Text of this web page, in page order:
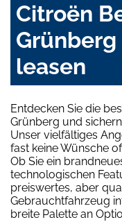
Citroën
leasen
Entdecken Sie die
Grünberg und
Unser vielfältiges
fast keine Wünsche
Ob Sie ein
technologischen
preiswertes, aber
Gebrauchtfahrzeug
breite Palette an